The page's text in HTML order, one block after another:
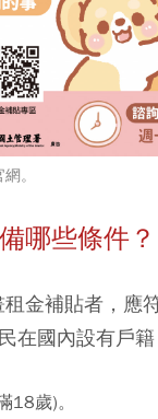
。
哪些條件？
金補貼者，應
在國內設有戶
18歲)。